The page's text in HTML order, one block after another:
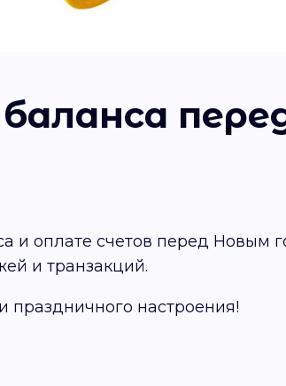
оплате счетов перед Новым
и транзакций.
настроения!